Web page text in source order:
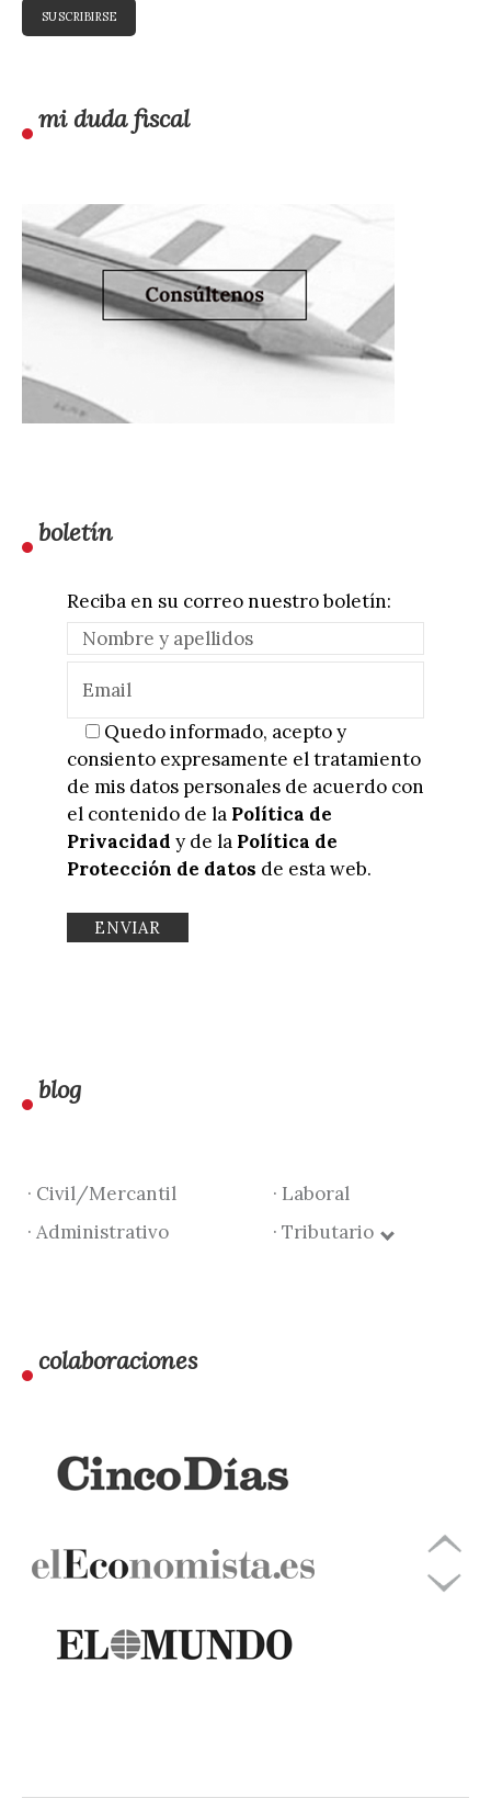
mi duda fiscal
boletín
Reciba en su correo nuestro boletín:
Quedo informado, acepto y
consiento expresamente el tratamiento
de mis datos personales de acuerdo con
el contenido de la Política de
Privacidad y de la Política de
Protección de datos de esta web.
blog
· Civil/Mercantil
· Laboral
· Administrativo
· Tributario
colaboraciones